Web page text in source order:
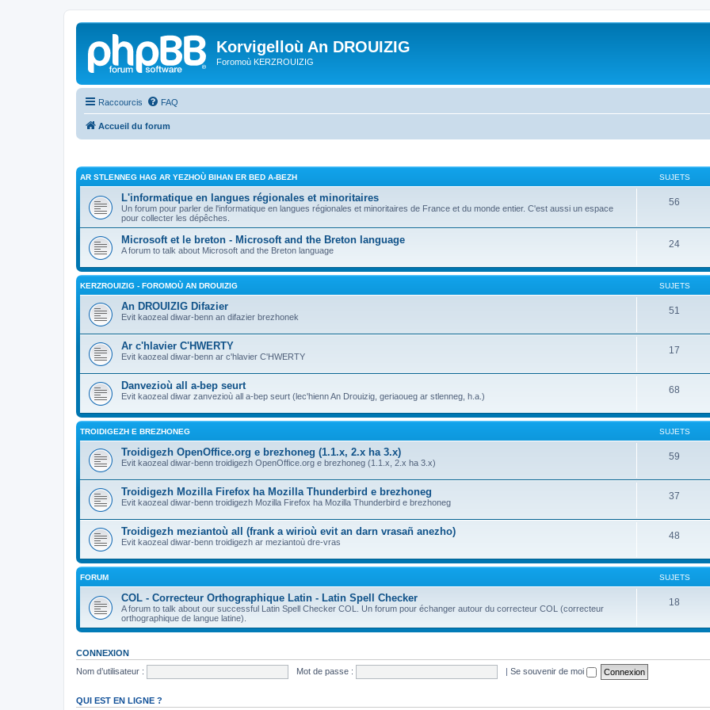
Korvigelloù An DROUIZIG
Foromoù KERZROUIZIG
Raccourcis FAQ
Accueil du forum
AR STLENNEG HAG AR YEZHOÙ BIHAN ER BED A-BEZH SUJETS
L'informatique en langues régionales et minoritaires
Un forum pour parler de l'informatique en langues régionales et minoritaires de France et du monde entier. C'est aussi un espace
pour collecter les dépêches.
56
Microsoft et le breton - Microsoft and the Breton language
A forum to talk about Microsoft and the Breton language
24
KERZROUIZIG - FOROMOÙ AN DROUIZIG SUJETS
An DROUIZIG Difazier
Evit kaozeal diwar-benn an difazier brezhonek
51
Ar c'hlavier C'HWERTY
Evit kaozeal diwar-benn ar c'hlavier C'HWERTY
17
Danvezioù all a-bep seurt
Evit kaozeal diwar zanvezioù all a-bep seurt (lec'hienn An Drouizig, geriaoueg ar stlenneg, h.a.)
68
TROIDIGEZH E BREZHONEG SUJETS
Troidigezh OpenOffice.org e brezhoneg (1.1.x, 2.x ha 3.x)
Evit kaozeal diwar-benn troidigezh OpenOffice.org e brezhoneg (1.1.x, 2.x ha 3.x)
59
Troidigezh Mozilla Firefox ha Mozilla Thunderbird e brezhoneg
Evit kaozeal diwar-benn troidigezh Mozilla Firefox ha Mozilla Thunderbird e brezhoneg
37
Troidigezh meziantoù all (frank a wirioù evit an darn vrasañ anezho)
Evit kaozeal diwar-benn troidigezh ar meziantoù dre-vras
48
FORUM SUJETS
COL - Correcteur Orthographique Latin - Latin Spell Checker
A forum to talk about our successful Latin Spell Checker COL. Un forum pour échanger autour du correcteur COL (correcteur
orthographique de langue latine).
18
CONNEXION
Nom d’utilisateur :
Mot de passe : | Se souvenir de moi
QUI EST EN LIGNE ?